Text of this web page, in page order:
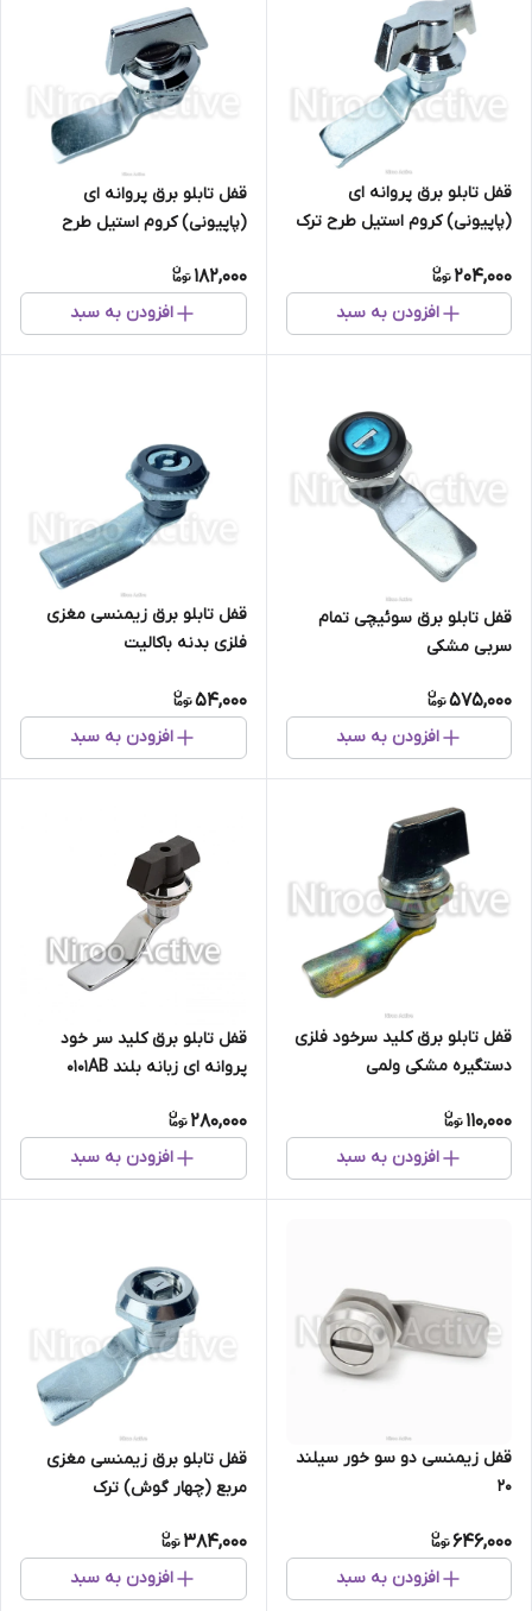
قفل تابلو برق پروانه ای
(پاپیونی) کروم استیل طرح ترک
204,000
افزودن به سبد
قفل تابلو برق پروانه ای
(پاپیونی) کروم استیل طرح
182,000
افزودن به سبد
قفل تابلو برق سوئیچی تمام
سربی مشکی
575,000
افزودن به سبد
قفل تابلو برق زیمنسی مغزی
فلزی بدنه باکالیت
54,000
افزودن به سبد
قفل تابلو برق کلید سرخود فلزی
دستگیره مشکی ولمی
110,000
افزودن به سبد
قفل تابلو برق کلید سر خود
پروانه ای زبانه بلند ۰۱۰۱AB
280,000
افزودن به سبد
قفل زیمنسی دو سو خور سیلند
۲۰
646,000
افزودن به سبد
قفل تابلو برق زیمنسی مغزی
مربع (چهار گوش) ترک
384,000
افزودن به سبد